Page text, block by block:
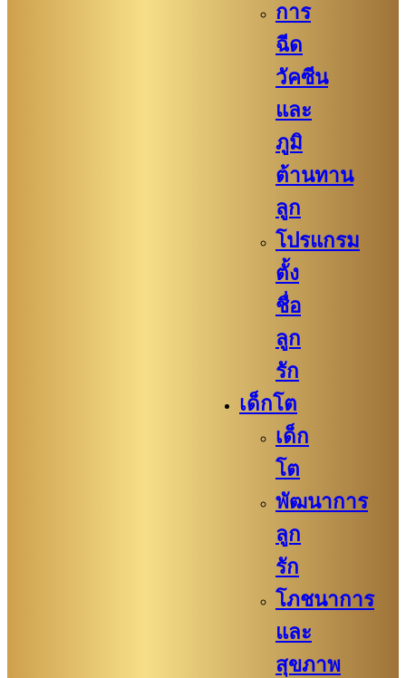
การ
ฉีด
วัคซีน
และ
ภูมิ
ต้านทาน
ลูก
โปรแกรม
ตั้ง
ชื่อ
ลูก
รัก
เด็กโต
เด็ก
โต
พัฒนาการ
ลูก
รัก
โภชนาการ
และ
สุขภาพ